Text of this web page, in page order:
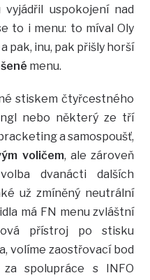
uspokojení nad
to i menu: to míval Oly
pak, inu, pak přišly horší
menu.
stiskem čtyřcestného
nebo některý ze tří
a samospoušť,
voličem, ale zároveň
dvanácti dalších
už zmíněný neutrální
má FN menu zvláštní
přístroj po stisku
volíme zaostřovací bod
spolupráce s INFO